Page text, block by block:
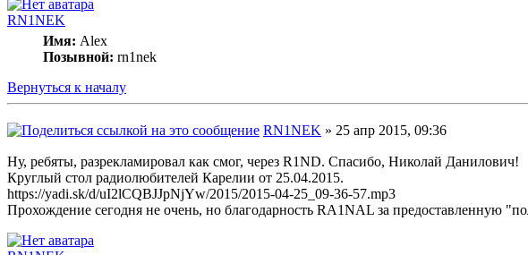
RN1NEK
Имя: Alex
Позывной: rn1nek
Вернуться к началу
RN1NEK » 25 апр 2015, 09:36
Ну, ребяты, разрекламировал как смог, через R1ND. Спасибо, Николай Данилович!
Круглый стол радиолюбителей Карелии от 25.04.2015.
https://yadi.sk/d/uI2lCQBJJpNjYw/2015/2015-04-25_09-36-57.mp3
Прохождение сегодня не очень, но благодарность RA1NAL за предоставленную